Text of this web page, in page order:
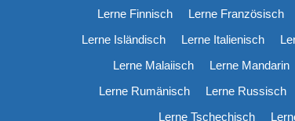
Lerne Finnisch
Lerne Französisch
Lerne Isländisch
Lerne Italienisch
Lerne Malaiisch
Lerne Mandarin
Lerne Rumänisch
Lerne Russisch
Lerne Tschechisch